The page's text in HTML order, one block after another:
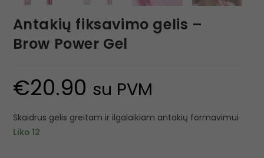
Antakių fiksavimo gelis –
Brow Power Gel
€20.90 su PVM
Skaidrus gelis greitam ir ilgalaikiam antakių formavimui
Liko 12